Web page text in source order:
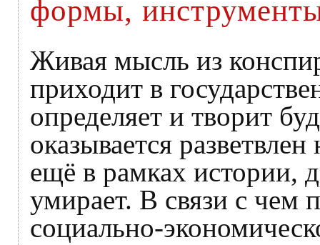
формы,
Живая мысль из
приходит в
определяет и творит
оказывается
ещё в рамках истории,
умирает. В связи с чем
социально-